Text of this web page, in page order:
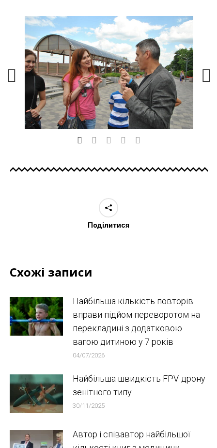
Поділитися
Схожі записи
Найбільша кількість повторів
вправи підйом переворотом на
перекладині з додатковою
вагою дитиною у 7 років
04/07/2026
Найбільша швидкість FPV-дрону
зенітного типу
30/11/2025
Автор і співавтор найбільшої